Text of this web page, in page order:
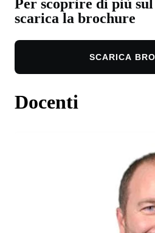
Per scoprire di più
scarica la brochure
SCARICA
Docenti